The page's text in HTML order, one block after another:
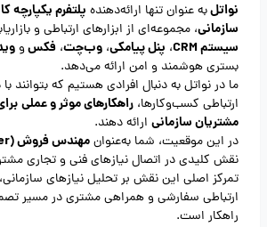
نواتلبه‌ عنوان تنها ارائه‌دهنده پلتفرم یکپارچه
سازمانی، مجموعه‌ای از ابزارهای ارتباطی و
سیستم CRM ، پنل پیامکی، وب‌چت، فکسو
بستری هوشمند و امن ارائه می‌دهد.
ما در نواتل به دنبال افرادی هستیم که بتوانند
ارتباطی کسب‌وکارها، راهکارهای موثر و عملی
مشتریان سازمانی ارائه دهند.
در این موقعیت، شما به‌عنوانمهندس فروش (Sales Engineer)
نقش کلیدی در اتصال نیازهای فنی و تجاری
تمرکز اصلی این نقش بر تحلیل نیازهای
ارتباطی سفارشی و همراهی مشتری در مسیر
راهکار است.